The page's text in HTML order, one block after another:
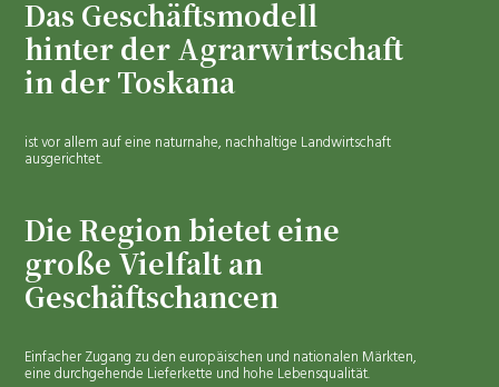
Das Geschäftsmodell
hinter der Agrarwirtschaft
in der Toskana
ist vor allem auf eine naturnahe, nachhaltige Landwirtschaft
ausgerichtet.
Die Region bietet eine
große Vielfalt an
Geschäftschancen
Einfacher Zugang zu den europäischen und nationalen Märkten,
eine durchgehende Lieferkette und hohe Lebensqualität.